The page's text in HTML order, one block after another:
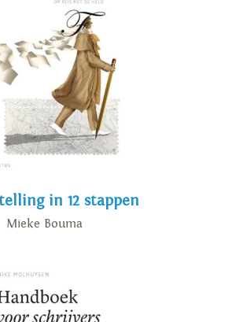
in 12 stappen
Mieke Bouma